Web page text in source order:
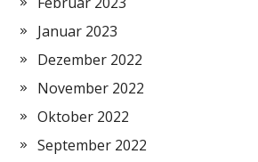
Januar 2023
Dezember 2022
November 2022
Oktober 2022
September 2022